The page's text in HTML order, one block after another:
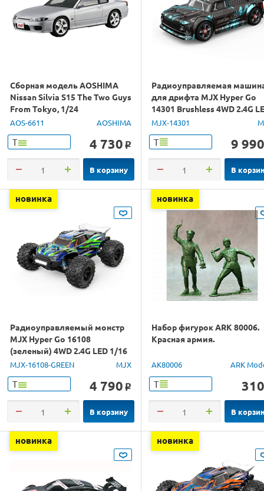
Сборная модель AOSHIMA
Nissan Silvia S15 The Two Guys
From Tokyo, 1/24
AOS-6611 AOSHIMA
Т 4 730 o
В корзину
Радиоуправляемая
для дрифта MJX Hyper Go
14301 Brushless 4WD 2.4G
1/14 RTR
MJX-14301
Т 9 990
В
новинка
Радиоуправляемый монстр
MJX Hyper Go 16108
(зеленый) 4WD 2.4G LED 1/16
RTR
MJX-16108-GREEN MJX
Т 4 790 o
В корзину
новинка
Набор фигурок ARK 80006.
Красная армия.
AK80006 ARK
Т 310
В
новинка новинка